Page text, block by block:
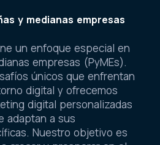
y medianas empresas
un enfoque especial en
empresas (PyMEs).
únicos que enfrentan
digital y ofrecemos
digital personalizadas
adaptan a sus
Nuestro objetivo es